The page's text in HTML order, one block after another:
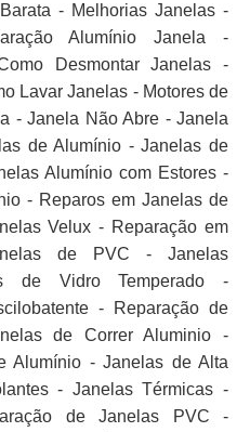
- Melhorias Janelas -
Alumínio Janela -
Desmontar Janelas -
Lavar Janelas - Motores de
- Janela Não Abre - Janela
de Alumínio - Janelas de
Alumínio com Estores -
- Reparos em Janelas de
Velux - Reparação em
de PVC - Janelas
de Vidro Temperado -
- Reparação de
de Correr Aluminio -
Alumínio - Janelas de Alta
- Janelas Térmicas -
de Janelas PVC -